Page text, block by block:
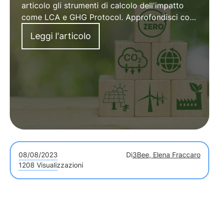
articolo gli strumenti di calcolo dell'impatto
come LCA e GHG Protocol. Approfondisci con
le Pillole dall'Oasi, la Digital Academy di 3Bee
per i Professionisti della Sostenibilità.
Leggi l'articolo
08/08/2023 Di3Bee, Elena Fraccaro
1208 Visualizzazioni